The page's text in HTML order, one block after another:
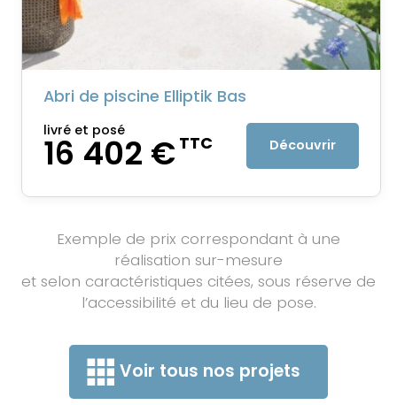
Abri de piscine Elliptik Bas
livré et posé
16 402 €TTC Découvrir
Exemple de prix correspondant à une
réalisation sur-mesure
et selon caractéristiques citées, sous réserve de
l’accessibilité et du lieu de pose.
Voir tous nos projets